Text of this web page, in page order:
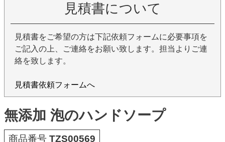
見積書について
見積書をご希望の方は下記依頼フォームに必要事項を
ご記入の上、ご連絡をお願い致します。担当よりご連
絡を致します。
見積書依頼フォームへ
無添加 泡のハンドソープ
商品番号 TZS00569